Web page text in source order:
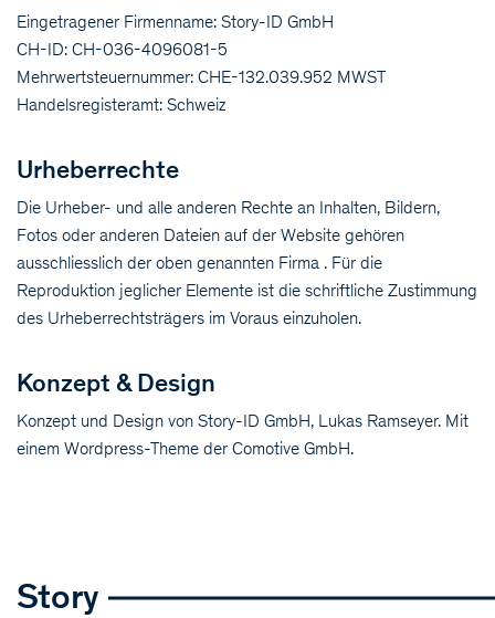
Eingetragener Firmenname: Story-ID GmbH
CH-ID: CH-036-4096081-5
Mehrwertsteuernummer: CHE-132.039.952 MWST
Handelsregisteramt: Schweiz
Urheberrechte
Die Urheber- und alle anderen Rechte an Inhalten, Bildern,
Fotos oder anderen Dateien auf der Website gehören
ausschliesslich der oben genannten Firma . Für die
Reproduktion jeglicher Elemente ist die schriftliche Zustimmung
des Urheberrechtsträgers im Voraus einzuholen.
Konzept & Design
Konzept und Design von Story-ID GmbH, Lukas Ramseyer. Mit
einem Wordpress-Theme der Comotive GmbH.
Story